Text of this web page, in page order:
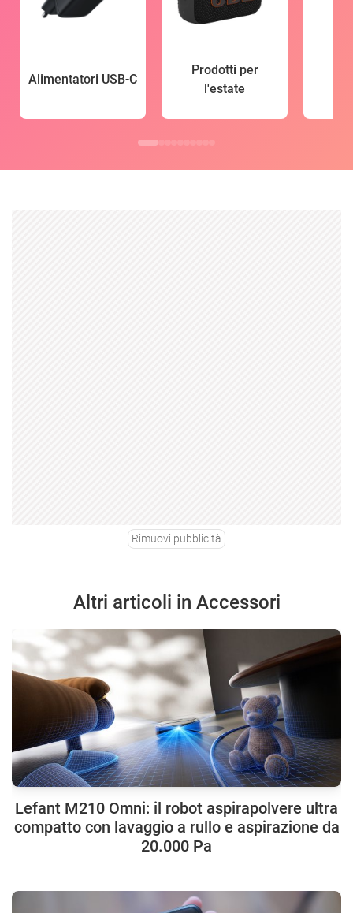
Alimentatori USB-C
Prodotti per
l'estate
Rimuovi pubblicità
Altri articoli in Accessori
Lefant M210 Omni: il robot aspirapolvere ultra
compatto con lavaggio a rullo e aspirazione da
20.000 Pa